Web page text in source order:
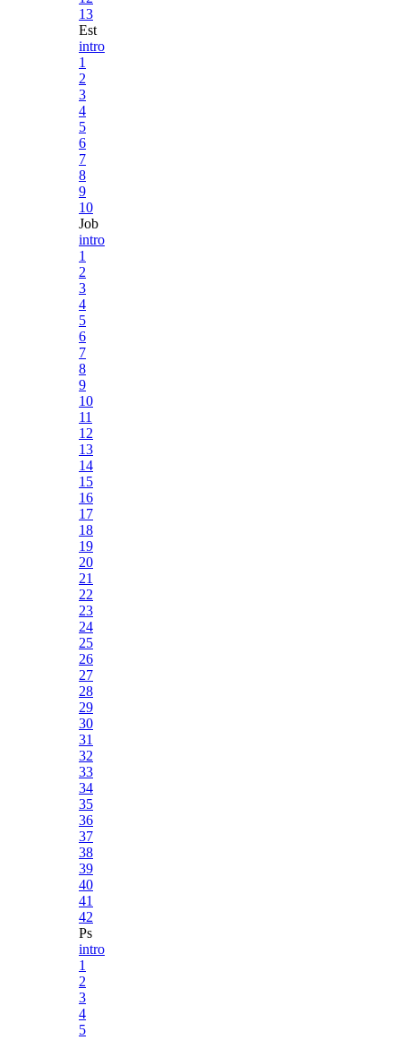
13
Est
intro
1
2
3
4
5
6
7
8
9
10
Job
intro
1
2
3
4
5
6
7
8
9
10
11
12
13
14
15
16
17
18
19
20
21
22
23
24
25
26
27
28
29
30
31
32
33
34
35
36
37
38
39
40
41
42
Ps
intro
1
2
3
4
5